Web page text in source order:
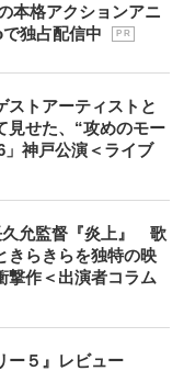
格アクションアニ
独占配信中
P R
ストアーティストと
見せた、“攻めのモー
」神戸公演＜ライブ
久允監督『炎上』 歌
きらきらを独特の映
撃作＜出演者コラム
ー５』レビュー